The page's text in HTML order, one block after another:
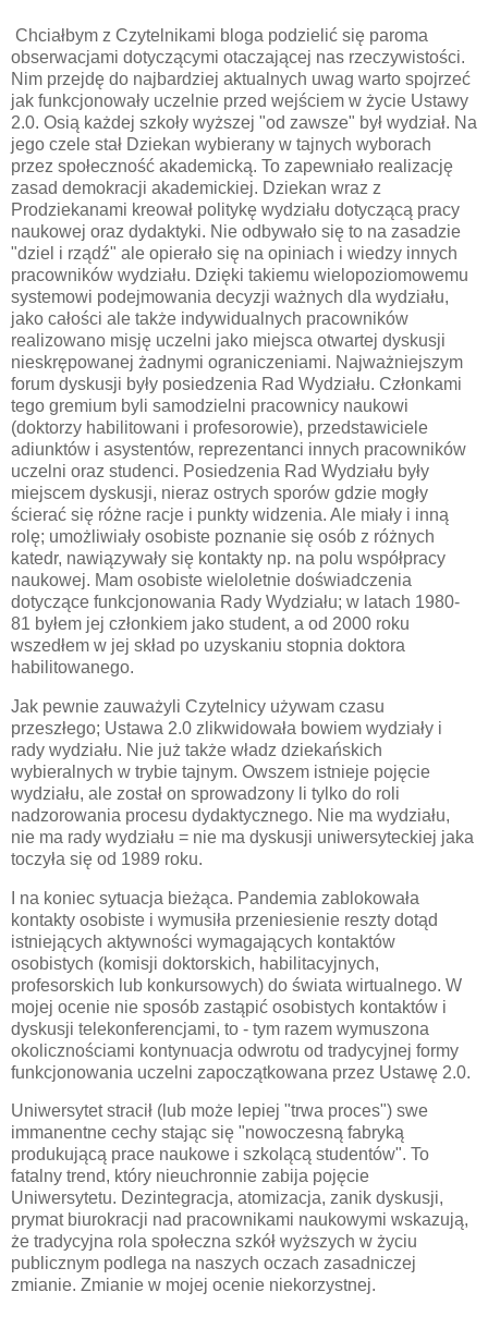
Chciałbym z Czytelnikami bloga podzielić się paroma
obserwacjami dotyczącymi otaczającej nas rzeczywistości.
Nim przejdę do najbardziej aktualnych uwag warto spojrzeć
jak funkcjonowały uczelnie przed wejściem w życie Ustawy
2.0. Osią każdej szkoły wyższej "od zawsze" był wydział. Na
jego czele stał Dziekan wybierany w tajnych wyborach
przez społeczność akademicką. To zapewniało realizację
zasad demokracji akademickiej. Dziekan wraz z
Prodziekanami kreował politykę wydziału dotyczącą pracy
naukowej oraz dydaktyki. Nie odbywało się to na zasadzie
"dziel i rządź" ale opierało się na opiniach i wiedzy innych
pracowników wydziału. Dzięki takiemu wielopoziomowemu
systemowi podejmowania decyzji ważnych dla wydziału,
jako całości ale także indywidualnych pracowników
realizowano misję uczelni jako miejsca otwartej dyskusji
nieskrępowanej żadnymi ograniczeniami. Najważniejszym
forum dyskusji były posiedzenia Rad Wydziału. Członkami
tego gremium byli samodzielni pracownicy naukowi
(doktorzy habilitowani i profesorowie), przedstawiciele
adiunktów i asystentów, reprezentanci innych pracowników
uczelni oraz studenci. Posiedzenia Rad Wydziału były
miejscem dyskusji, nieraz ostrych sporów gdzie mogły
ścierać się różne racje i punkty widzenia. Ale miały i inną
rolę; umożliwiały osobiste poznanie się osób z różnych
katedr, nawiązywały się kontakty np. na polu współpracy
naukowej. Mam osobiste wieloletnie doświadczenia
dotyczące funkcjonowania Rady Wydziału; w latach 1980-
81 byłem jej członkiem jako student, a od 2000 roku
wszedłem w jej skład po uzyskaniu stopnia doktora
habilitowanego.
Jak pewnie zauważyli Czytelnicy używam czasu
przeszłego; Ustawa 2.0 zlikwidowała bowiem wydziały i
rady wydziału. Nie już także władz dziekańskich
wybieralnych w trybie tajnym. Owszem istnieje pojęcie
wydziału, ale został on sprowadzony li tylko do roli
nadzorowania procesu dydaktycznego. Nie ma wydziału,
nie ma rady wydziału = nie ma dyskusji uniwersyteckiej jaka
toczyła się od 1989 roku.
I na koniec sytuacja bieżąca. Pandemia zablokowała
kontakty osobiste i wymusiła przeniesienie reszty dotąd
istniejących aktywności wymagających kontaktów
osobistych (komisji doktorskich, habilitacyjnych,
profesorskich lub konkursowych) do świata wirtualnego. W
mojej ocenie nie sposób zastąpić osobistych kontaktów i
dyskusji telekonferencjami, to - tym razem wymuszona
okolicznościami kontynuacja odwrotu od tradycyjnej formy
funkcjonowania uczelni zapoczątkowana przez Ustawę 2.0.
Uniwersytet stracił (lub może lepiej "trwa proces") swe
immanentne cechy stając się "nowoczesną fabryką
produkującą prace naukowe i szkolącą studentów". To
fatalny trend, który nieuchronnie zabija pojęcie
Uniwersytetu. Dezintegracja, atomizacja, zanik dyskusji,
prymat biurokracji nad pracownikami naukowymi wskazują,
że tradycyjna rola społeczna szkół wyższych w życiu
publicznym podlega na naszych oczach zasadniczej
zmianie. Zmianie w mojej ocenie niekorzystnej.